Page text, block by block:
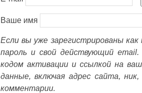
Ваше имя
Если вы уже зарегистрированы
пароль и свой действующий
кодом активации и ссылкой на
данные, включая адрес сайта,
комментарии.